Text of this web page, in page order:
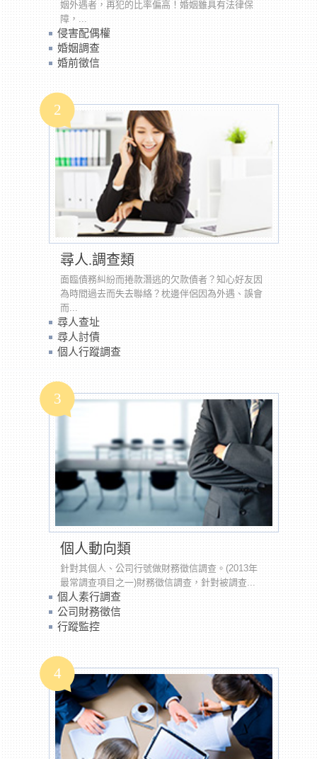
姻外遇者，再犯的比率偏高！婚姻雖具有法律保
障，...
侵害配偶權
婚姻調查
婚前徵信
尋人.調查類
面臨債務糾紛而捲款潛逃的欠款債者？知心好友因
為時間過去而失去聯絡？枕邊伴侶因為外遇、誤會
而...
2
尋人查址
尋人討債
個人行蹤調查
個人動向類
針對其個人、公司行號做財務徵信調查。(2013年
最常調查項目之一)財務徵信調查，針對被調查...
3
個人素行調查
公司財務徵信
行蹤監控
4